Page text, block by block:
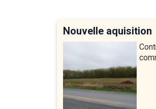
Nouvelle aquisition